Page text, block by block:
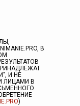
В
И НЕ
ЛИЦАМИ В
)